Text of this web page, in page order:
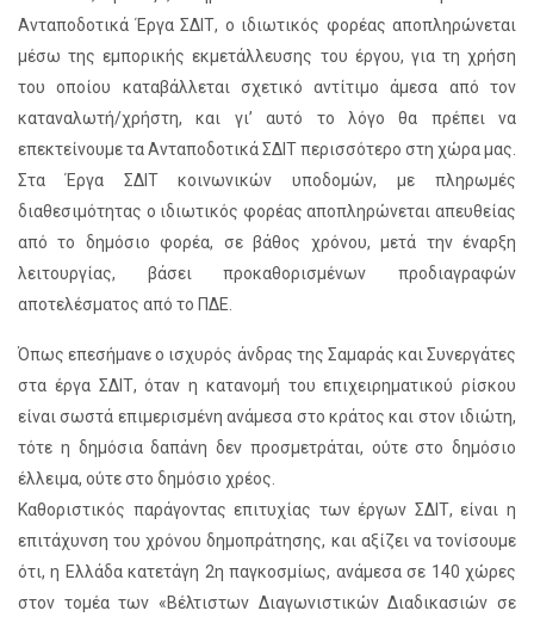
Ανταποδοτικά Έργα ΣΔΙΤ, ο ιδιωτικός φορέας αποπληρώνεται
μέσω της εμπορικής εκμετάλλευσης του έργου, για τη χρήση
του οποίου καταβάλλεται σχετικό αντίτιμο άμεσα από τον
καταναλωτή/χρήστη, και γι’ αυτό το λόγο θα πρέπει να
επεκτείνουμε τα Ανταποδοτικά ΣΔΙΤ περισσότερο στη χώρα μας.
Στα Έργα ΣΔΙΤ κοινωνικών υποδομών, με πληρωμές
διαθεσιμότητας ο ιδιωτικός φορέας αποπληρώνεται απευθείας
από το δημόσιο φορέα, σε βάθος χρόνου, μετά την έναρξη
λειτουργίας, βάσει προκαθορισμένων προδιαγραφών
αποτελέσματος από το ΠΔΕ.
Όπως επεσήμανε ο ισχυρός άνδρας της Σαμαράς και Συνεργάτες
στα έργα ΣΔΙΤ, όταν η κατανομή του επιχειρηματικού ρίσκου
είναι σωστά επιμερισμένη ανάμεσα στο κράτος και στον ιδιώτη,
τότε η δημόσια δαπάνη δεν προσμετράται, ούτε στο δημόσιο
έλλειμα, ούτε στο δημόσιο χρέος.
Καθοριστικός παράγοντας επιτυχίας των έργων ΣΔΙΤ, είναι η
επιτάχυνση του χρόνου δημοπράτησης, και αξίζει να τονίσουμε
ότι, η Ελλάδα κατετάγη 2η παγκοσμίως, ανάμεσα σε 140 χώρες
στον τομέα των «Βέλτιστων Διαγωνιστικών Διαδικασιών σε